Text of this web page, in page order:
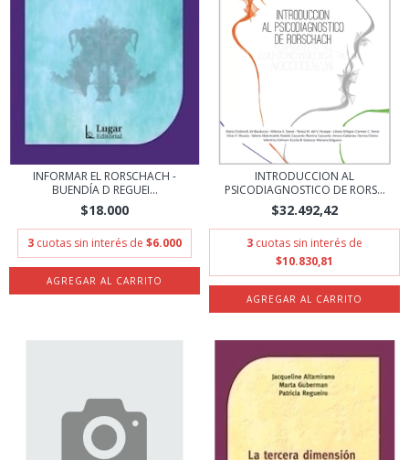
INFORMAR EL RORSCHACH -
BUENDÍA D REGUEI...
$18.000
3 cuotas sin interés de $6.000
INTRODUCCION AL
PSICODIAGNOSTICO DE RORS...
$32.492,42
3 cuotas sin interés de
$10.830,81